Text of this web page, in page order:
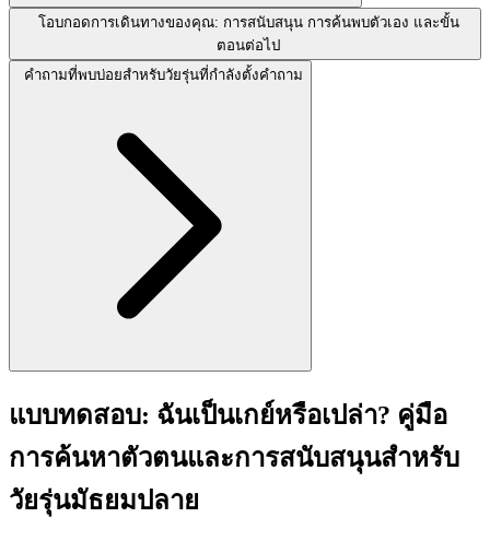
โอบกอดการเดินทางของคุณ: การสนับสนุน การค้นพบตัวเอง และขั้น
ตอนต่อไป
คำถามที่พบบ่อยสำหรับวัยรุ่นที่กำลังตั้งคำถาม
แบบทดสอบ: ฉันเป็นเกย์หรือเปล่า? คู่มือ
การค้นหาตัวตนและการสนับสนุนสำหรับ
วัยรุ่นมัธยมปลาย